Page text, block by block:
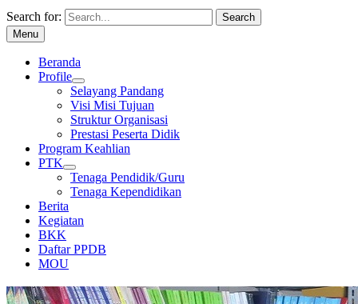
Search for:
Menu
Beranda
Profile
Selayang Pandang
Visi Misi Tujuan
Struktur Organisasi
Prestasi Peserta Didik
Program Keahlian
PTK
Tenaga Pendidik/Guru
Tenaga Kependidikan
Berita
Kegiatan
BKK
Daftar PPDB
MOU
PERPUSTAKAAN